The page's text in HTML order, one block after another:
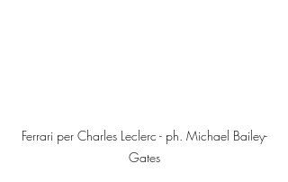
Ferrari per Charles Leclerc - ph. Michael Bailey-
Gates